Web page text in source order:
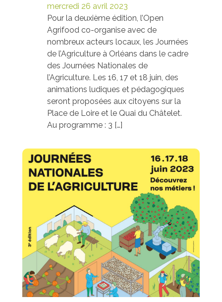
mercredi 26 avril 2023
Pour la deuxième édition, l’Open
Agrifood co-organise avec de
nombreux acteurs locaux, les Journées
de l’Agriculture à Orléans dans le cadre
des Journées Nationales de
l’Agriculture. Les 16, 17 et 18 juin, des
animations ludiques et pédagogiques
seront proposées aux citoyens sur la
Place de Loire et le Quai du Châtelet.
Au programme : 3 […]